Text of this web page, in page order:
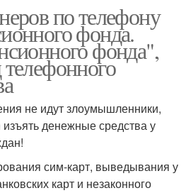
по телефону
фонда.
фонда",
не идут злоумышленники,
денежные средства у
сим-карт, выведывания у
карт и незаконного